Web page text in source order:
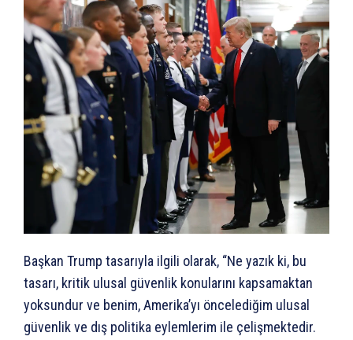
Başkan Trump tasarıyla ilgili olarak, “Ne yazık ki, bu
tasarı, kritik ulusal güvenlik konularını kapsamaktan
yoksundur ve benim, Amerika’yı öncelediğim ulusal
güvenlik ve dış politika eylemlerim ile çelişmektedir.